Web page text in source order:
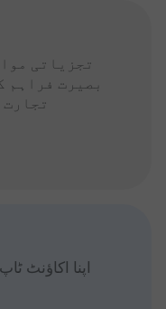
تجزیاتی
بصیرت فراہم